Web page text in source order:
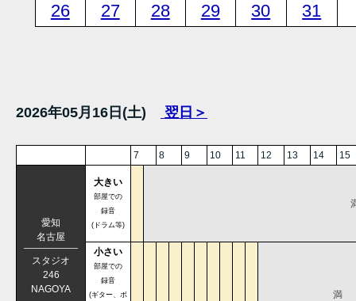
26
27 28 29 30 31
2026年05月16日(土) 翌日＞
7 8 9 10 11 12 13 14 15
愛知
名古屋
スタジオ
246
NAGOYA
大きい
部屋での
録音
(ドラム等)
小さい
部屋での
録音
(ギター、ボ
満